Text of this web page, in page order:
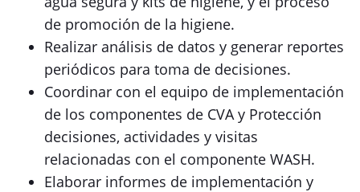
de promoción de la higiene.
Realizar análisis de datos y generar reportes
periódicos para toma de decisiones.
Coordinar con el equipo de implementación
de los componentes de CVA y Protección
decisiones, actividades y visitas
relacionadas con el componente WASH.
Elaborar informes de implementación y